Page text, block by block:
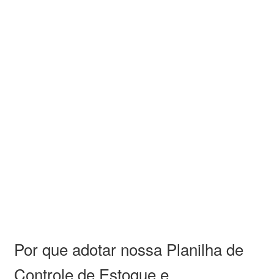
Por que adotar nossa Planilha de
Controle de Estoque e